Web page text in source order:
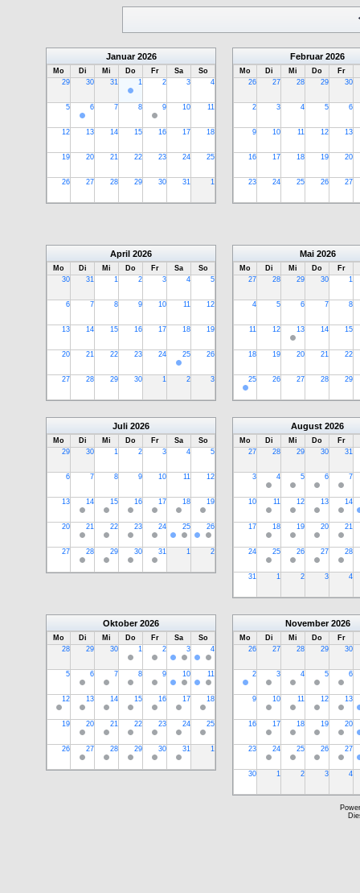
Januar 2026
Mo Di Mi Do Fr Sa
So
29
30 31 1 2 3 4
5 6 7 8 9 10 11
12 13 14 15 16 17 18
19 20 21 22 23 24 25
26 27 28 29 30 31 1
Februar 2026
Mo Di Mi Do
Fr
26
27 28 29 30
2 3 4 5 6
9 10 11 12 13
16 17 18 19 20
23 24 25 26 27
April 2026
Mo Di Mi Do Fr Sa
So
30
31 1 2 3 4 5
6 7 8 9 10 11 12
13 14 15 16 17 18 19
20 21 22 23 24 25 26
27 28 29 30 1 2 3
Mai 2026
Mo Di Mi Do
Fr
27
28 29 30 1
4 5 6 7 8
11 12 13 14 15
18 19 20 21 22
25 26 27 28 29
Juli 2026
Mo Di Mi Do Fr Sa
So
29
30 1 2 3 4 5
6 7 8 9 10 11 12
13 14 15 16 17 18 19
20 21 22 23 24 25 26
27 28 29 30 31 1 2
August 2026
Mo Di Mi Do
Fr
27
28 29 30 31
3 4 5 6 7
10 11 12 13 14
17 18 19 20 21
24 25 26 27 28
31 1 2 3 4
Oktober 2026
Mo Di Mi Do Fr Sa
So
28
29 30 1 2 3 4
5 6 7 8 9 10 11
12 13 14 15 16 17 18
19 20 21 22 23 24 25
26 27 28 29 30 31 1
November 2026
Mo Di Mi Do
Fr
26
27 28 29 30
2 3 4 5 6
9 10 11 12 13
16 17 18 19 20
23 24 25 26 27
30 1 2 3 4